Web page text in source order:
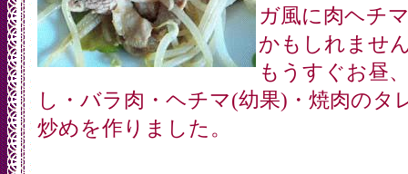
ガ風に肉ヘチ
かもしれませ
もうすぐお昼
し・バラ肉・ヘチマ(幼果)・焼肉のタ
炒めを作りました。